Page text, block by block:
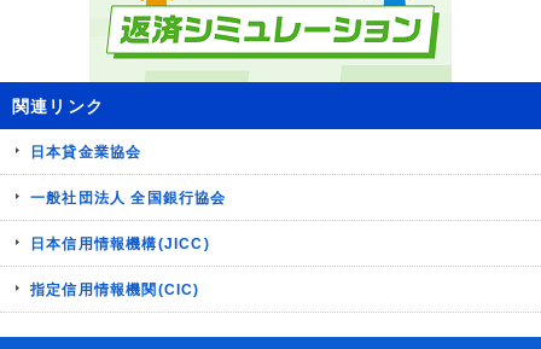
関連リンク
日本貸金業協会
一般社団法人 全国銀行協会
日本信用情報機構(JICC)
指定信用情報機関(CIC)